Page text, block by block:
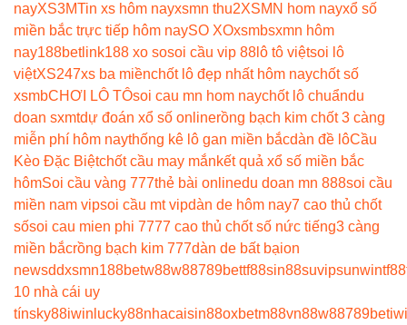
nayXS3MTin xs hôm nayxsmn thu2XSMN hom nayxổ số
miền bắc trực tiếp hôm naySO XOxsmbsxmn hôm
nay188betlink188 xo sosoi cầu vip 88 lô tô việtsoi lô
việtXS247xs ba miềnchốt lô đẹp nhất hôm naychốt số
xsmbCHƠI LÔ TÔsoi cau mn hom naychốt lô chuẩndu
doan sxmtdự đoán xổ số onlinerồng bạch kim chốt 3 càng
miễn phí hôm naythống kê lô gan miền bắcdàn đề lôCầu
Kèo Đặc Biệtchốt cầu may mắnkết quả xổ số miền bắc
hômSoi cầu vàng 777thẻ bài onlinedu doan mn 888soi cầu
miền nam vipsoi cầu mt vipdàn de hôm nay7 cao thủ chốt
sốsoi cau mien phi 7777 cao thủ chốt số nức tiếng3 càng
miền bắcrồng bạch kim 777dàn de bất bạion
newsddxsmn188betw88w88789bettf88sin88suvipsunwintf88
10 nhà cái uy
tínsky88iwin lucky88nhacaisin88oxbetm88vn88w88789bet